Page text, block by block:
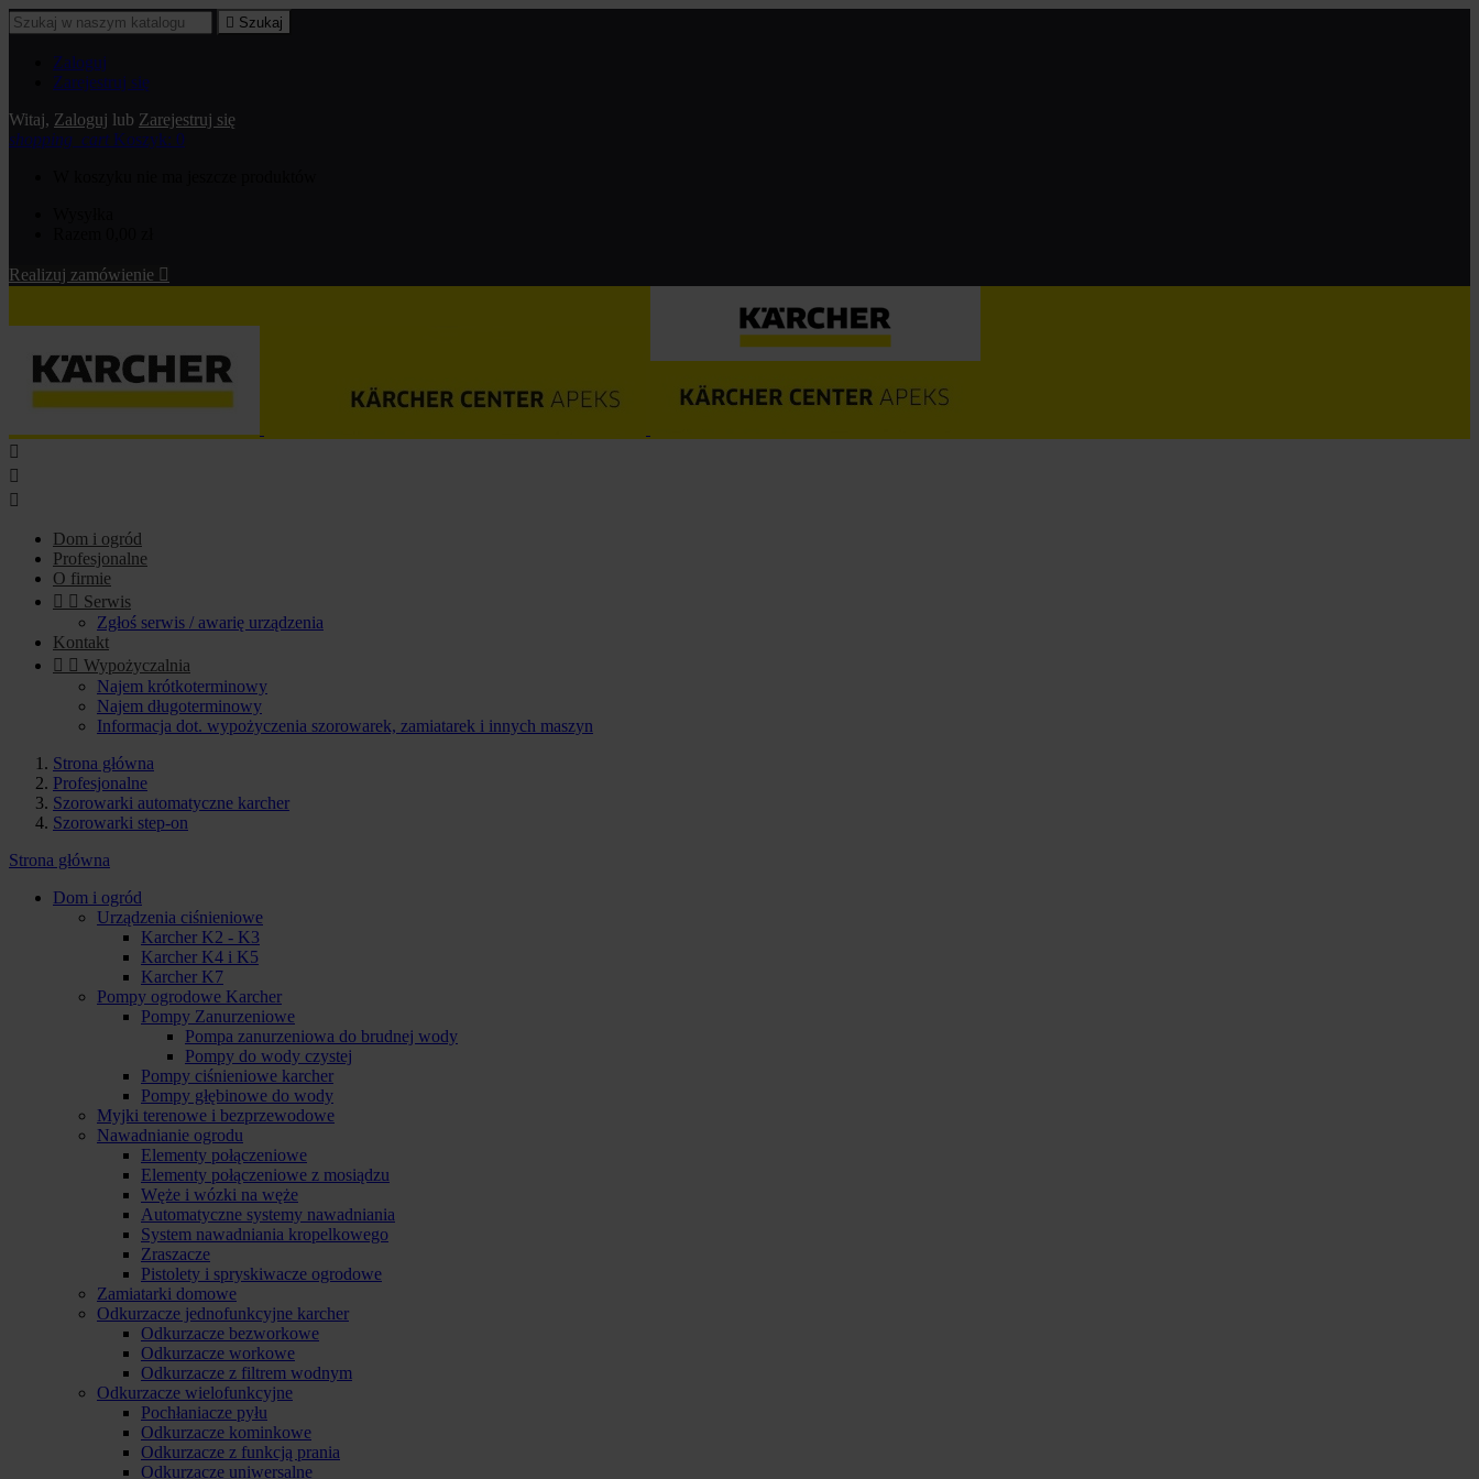
 Szukaj
Zaloguj
Zarejestruj się
Witaj, Zaloguj lub Zarejestruj się
shopping_cart Koszyk: 0
Realizuj zamówienie 



Dom i ogród
Profesjonalne
O firmie
  Serwis
Zgłoś serwis / awarię urządzenia
Kontakt
  Wypożyczalnia
Najem krótkoterminowy
Najem długoterminowy
Informacja dot. wypożyczenia szorowarek, zamiatarek i innych maszyn
Strona główna
Profesjonalne
Szorowarki automatyczne karcher
Szorowarki step-on
Strona główna
Dom i ogród
Urządzenia ciśnieniowe
Karcher K2 - K3
Karcher K4 i K5
Karcher K7
Pompy ogrodowe Karcher
Pompy Zanurzeniowe
Pompa zanurzeniowa do brudnej wody
Pompy do wody czystej
Pompy ciśnieniowe karcher
Pompy głębinowe do wody
Myjki terenowe i bezprzewodowe
Nawadnianie ogrodu
Elementy połączeniowe
Elementy połączeniowe z mosiądzu
Węże i wózki na węże
Automatyczne systemy nawadniania
System nawadniania kropelkowego
Zraszacze
Pistolety i spryskiwacze ogrodowe
Zamiatarki domowe
Odkurzacze jednofunkcyjne karcher
Odkurzacze bezworkowe
Odkurzacze workowe
Odkurzacze z filtrem wodnym
Odkurzacze wielofunkcyjne
Pochłaniacze pyłu
Odkurzacze kominkowe
Odkurzacze z funkcją prania
Odkurzacze uniwersalne